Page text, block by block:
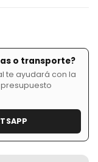
o transporte?
te ayudará con la